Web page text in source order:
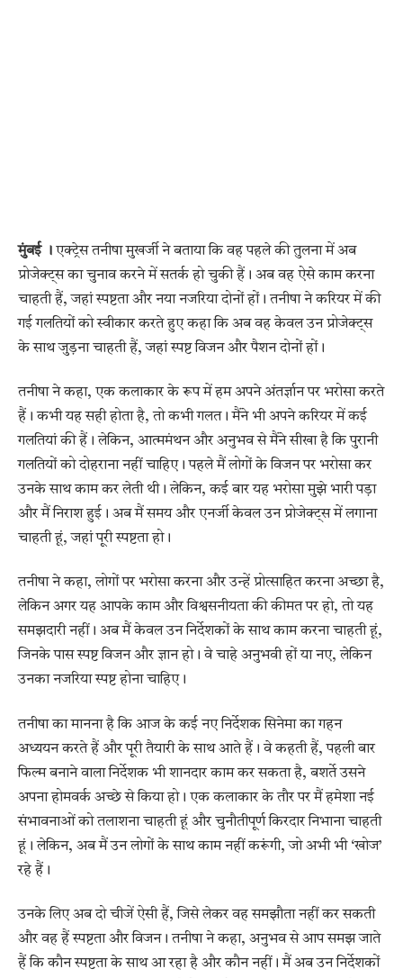
मुंबई । एक्ट्रेस तनीषा मुखर्जी ने बताया कि वह पहले की तुलना में अब
प्रोजेक्ट्स का चुनाव करने में सतर्क हो चुकी हैं। अब वह ऐसे काम करना
चाहती हैं, जहां स्पष्टता और नया नजरिया दोनों हों। तनीषा ने करियर में की
गई गलतियों को स्वीकार करते हुए कहा कि अब वह केवल उन प्रोजेक्ट्स
के साथ जुड़ना चाहती हैं, जहां स्पष्ट विजन और पैशन दोनों हों।
तनीषा ने कहा, एक कलाकार के रूप में हम अपने अंतर्ज्ञान पर भरोसा करते
हैं। कभी यह सही होता है, तो कभी गलत। मैंने भी अपने करियर में कई
गलतियां की हैं। लेकिन, आत्ममंथन और अनुभव से मैंने सीखा है कि पुरानी
गलतियों को दोहराना नहीं चाहिए। पहले मैं लोगों के विजन पर भरोसा कर
उनके साथ काम कर लेती थी। लेकिन, कई बार यह भरोसा मुझे भारी पड़ा
और मैं निराश हुई। अब मैं समय और एनर्जी केवल उन प्रोजेक्ट्स में लगाना
चाहती हूं, जहां पूरी स्पष्टता हो।
तनीषा ने कहा, लोगों पर भरोसा करना और उन्हें प्रोत्साहित करना अच्छा है,
लेकिन अगर यह आपके काम और विश्वसनीयता की कीमत पर हो, तो यह
समझदारी नहीं। अब मैं केवल उन निर्देशकों के साथ काम करना चाहती हूं,
जिनके पास स्पष्ट विजन और ज्ञान हो। वे चाहे अनुभवी हों या नए, लेकिन
उनका नजरिया स्पष्ट होना चाहिए।
तनीषा का मानना है कि आज के कई नए निर्देशक सिनेमा का गहन
अध्ययन करते हैं और पूरी तैयारी के साथ आते हैं। वे कहती हैं, पहली बार
फिल्म बनाने वाला निर्देशक भी शानदार काम कर सकता है, बशर्ते उसने
अपना होमवर्क अच्छे से किया हो। एक कलाकार के तौर पर मैं हमेशा नई
संभावनाओं को तलाशना चाहती हूं और चुनौतीपूर्ण किरदार निभाना चाहती
हूं। लेकिन, अब मैं उन लोगों के साथ काम नहीं करूंगी, जो अभी भी ‘खोज’
रहे हैं।
उनके लिए अब दो चीजें ऐसी हैं, जिसे लेकर वह समझौता नहीं कर सकती
और वह हैं स्पष्टता और विजन। तनीषा ने कहा, अनुभव से आप समझ जाते
हैं कि कौन स्पष्टता के साथ आ रहा है और कौन नहीं। मैं अब उन निर्देशकों